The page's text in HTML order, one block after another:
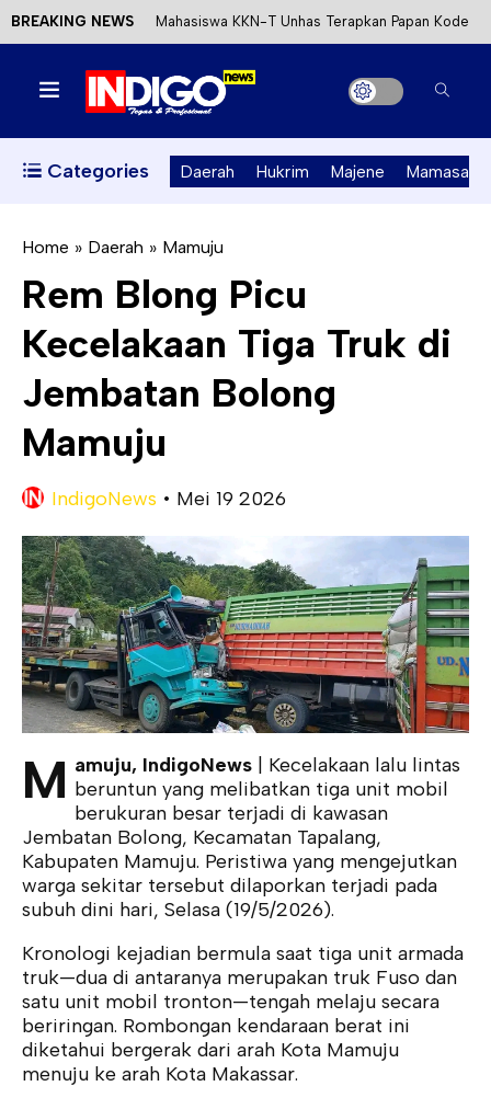
BREAKING NEWS Mahasiswa KKN-T Unhas Terapkan Papan Kode
Etik Wisata di Pantai Lawere Desa Lotang Salo
Satu DPO Pengeroyokan SPBU Tapalang
Ditangkap, Satu Lagi Kabur ke Kalimantan
Perizinan Air Tanah melalui Aplikasi SAPO
Kecewa Kapolresta Absen, APPK Mamuju
Soroti Kejanggalan Kasus Tambang Emas Ilegal
Categories Daerah Hukrim Majene Mamasa
Home » Daerah » Mamuju
Rem Blong Picu
Kecelakaan Tiga Truk di
Jembatan Bolong
Mamuju
IndigoNews • Mei 19 2026
M amuju, IndigoNews | Kecelakaan lalu lintas
beruntun yang melibatkan tiga unit mobil
berukuran besar terjadi di kawasan
Jembatan Bolong, Kecamatan Tapalang,
Kabupaten Mamuju. Peristiwa yang mengejutkan
warga sekitar tersebut dilaporkan terjadi pada
subuh dini hari, Selasa (19/5/2026).
Kronologi kejadian bermula saat tiga unit armada
truk—dua di antaranya merupakan truk Fuso dan
satu unit mobil tronton—tengah melaju secara
beriringan. Rombongan kendaraan berat ini
diketahui bergerak dari arah Kota Mamuju
menuju ke arah Kota Makassar.